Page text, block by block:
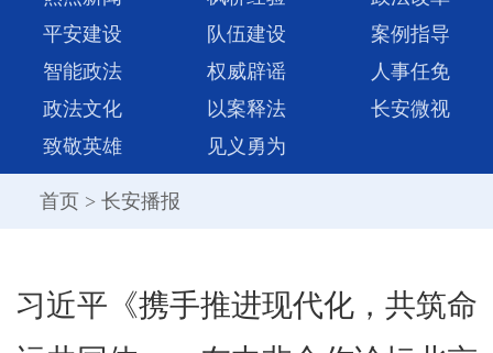
平安建设
队伍建设
案例指导
智能政法
权威辟谣
人事任免
政法文化
以案释法
长安微视
致敬英雄
见义勇为
首页 > 长安播报
习近平《携手推进现代化，共筑命